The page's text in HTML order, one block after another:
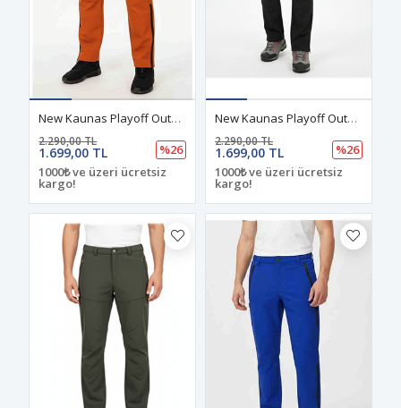
New Kaunas Playoff Outdoor Kışlık Pantolon Turuncu
1.699,00 TL
2.290,00 TL
%26
1000₺ ve üzeri ücretsiz
kargo!
New Kaunas Playoff Outdoor Kışlık Pantolon Siyah
1.699,00 TL
2.290,00 TL
%26
1000₺ ve üzeri ücretsiz
kargo!